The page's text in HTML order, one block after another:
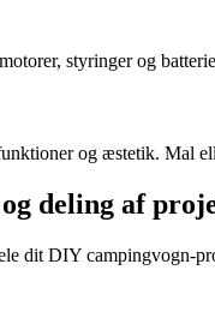
styringer og
og æstetik. Mal
deling af
dit DIY campingvogn-